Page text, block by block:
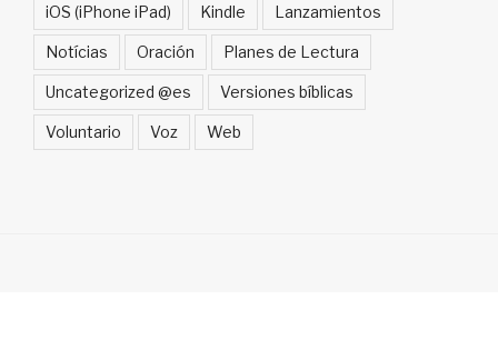
iOS (iPhone iPad) Kindle Lanzamientos
Notícias Oración Planes de Lectura
Uncategorized @es Versiones bíblicas
Voluntario Voz Web